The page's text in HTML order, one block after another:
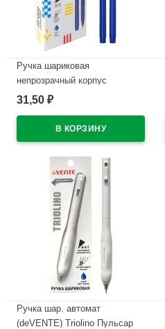
Ручка шариковая
непрозрачный корпус
(deVENTE) Простые линии
синий корпус арт.5073626
31,50 ₽
Ручка шар. автомат
(deVENTE) Triolino Пульсар